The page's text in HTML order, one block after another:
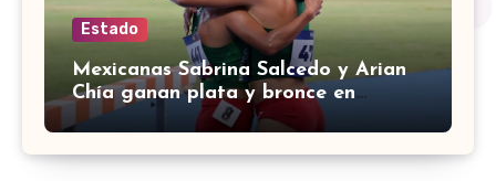
Estado
Mexicanas Sabrina Salcedo y Arian
Chía ganan plata y bronce en
3000m con obstáculos en
Centroamericanos 2026